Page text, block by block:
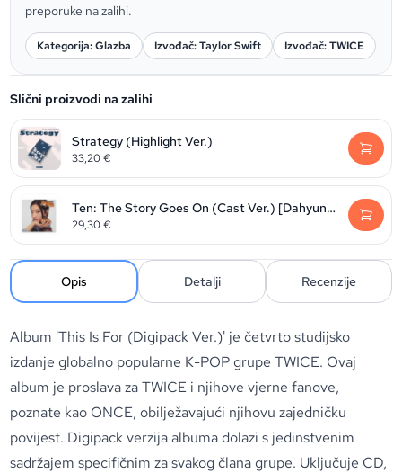
preporuke na zalihi.
Kategorija: Glazba Izvođač: Taylor Swift Izvođač: TWICE
Slični proizvodi na zalihi
Strategy (Highlight Ver.)
33,20€
Ten: The Story Goes On (Cast Ver.) [Dahyun Ver.]
29,30€
Opis Detalji Recenzije
Album 'This Is For (Digipack Ver.)' je četvrto studijsko
izdanje globalno popularne K-POP grupe TWICE. Ovaj
album je proslava za TWICE i njihove vjerne fanove,
poznate kao ONCE, obilježavajući njihovu zajedničku
povijest. Digipack verzija albuma dolazi s jedinstvenim
sadržajem specifičnim za svakog člana grupe. Uključuje CD,